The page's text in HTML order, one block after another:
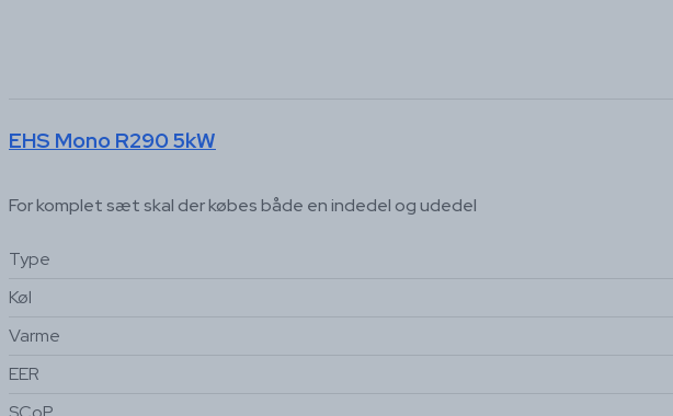
EHS Mono R290 5kW
For komplet sæt skal der købes både en indedel og udedel
Type
Køl
Varme
EER